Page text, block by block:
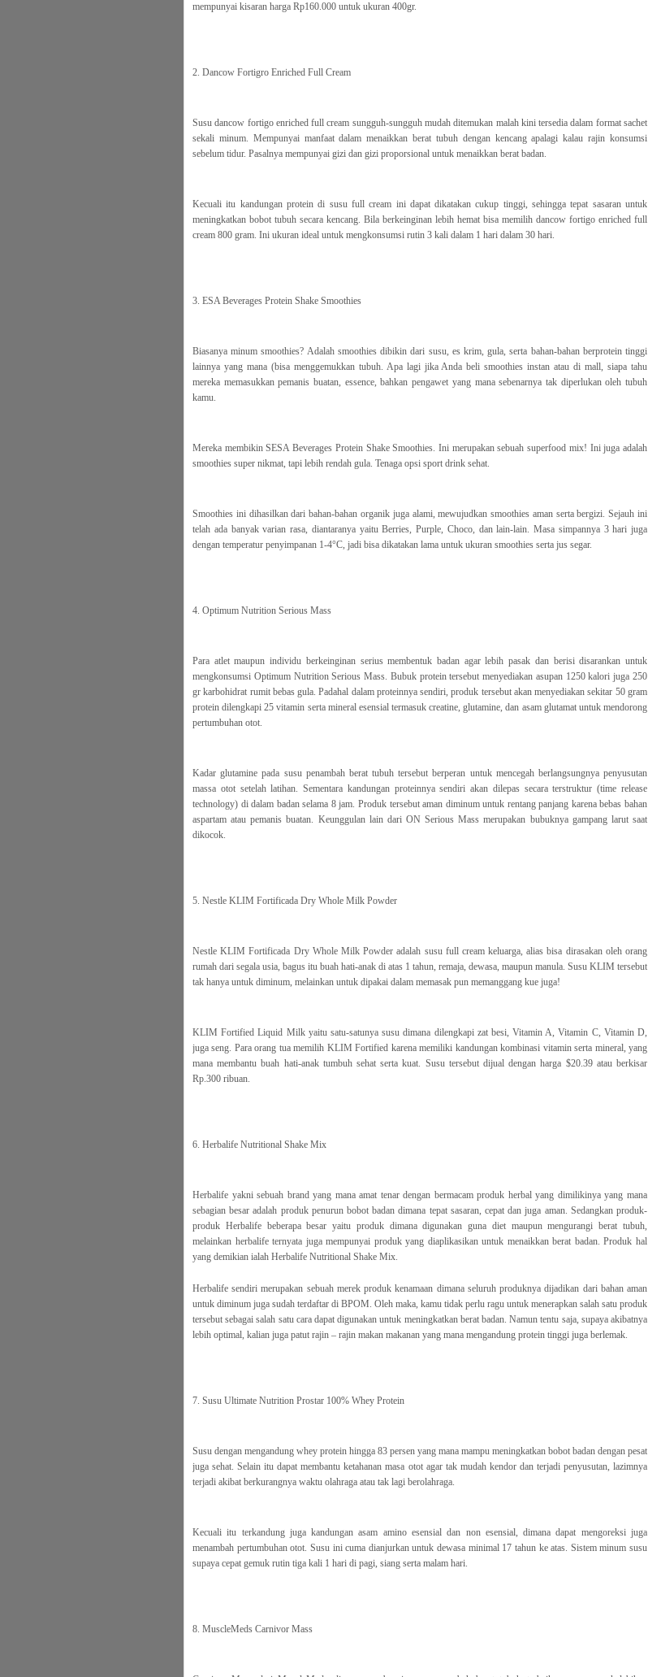
mempunyai kisaran harga Rp160.000 untuk ukuran 400gr.
2. Dancow Fortigro Enriched Full Cream
Susu dancow fortigo enriched full cream sungguh-sungguh mudah ditemukan malah kini tersedia dalam format sachet
sekali minum. Mempunyai manfaat dalam menaikkan berat tubuh dengan kencang apalagi kalau rajin konsumsi
sebelum tidur. Pasalnya mempunyai gizi dan gizi proporsional untuk menaikkan berat badan.
Kecuali itu kandungan protein di susu full cream ini dapat dikatakan cukup tinggi, sehingga tepat sasaran untuk
meningkatkan bobot tubuh secara kencang. Bila berkeinginan lebih hemat bisa memilih dancow fortigo enriched full
cream 800 gram. Ini ukuran ideal untuk mengkonsumsi rutin 3 kali dalam 1 hari dalam 30 hari.
3. ESA Beverages Protein Shake Smoothies
Biasanya minum smoothies? Adalah smoothies dibikin dari susu, es krim, gula, serta bahan-bahan berprotein tinggi
lainnya yang mana (bisa menggemukkan tubuh. Apa lagi jika Anda beli smoothies instan atau di mall, siapa tahu
mereka memasukkan pemanis buatan, essence, bahkan pengawet yang mana sebenarnya tak diperlukan oleh tubuh
kamu.
Mereka membikin SESA Beverages Protein Shake Smoothies. Ini merupakan sebuah superfood mix! Ini juga adalah
smoothies super nikmat, tapi lebih rendah gula. Tenaga opsi sport drink sehat.
Smoothies ini dihasilkan dari bahan-bahan organik juga alami, mewujudkan smoothies aman serta bergizi. Sejauh ini
telah ada banyak varian rasa, diantaranya yaitu Berries, Purple, Choco, dan lain-lain. Masa simpannya 3 hari juga
dengan temperatur penyimpanan 1-4°C, jadi bisa dikatakan lama untuk ukuran smoothies serta jus segar.
4. Optimum Nutrition Serious Mass
Para atlet maupun individu berkeinginan serius membentuk badan agar lebih pasak dan berisi disarankan untuk
mengkonsumsi Optimum Nutrition Serious Mass. Bubuk protein tersebut menyediakan asupan 1250 kalori juga 250
gr karbohidrat rumit bebas gula. Padahal dalam proteinnya sendiri, produk tersebut akan menyediakan sekitar 50 gram
protein dilengkapi 25 vitamin serta mineral esensial termasuk creatine, glutamine, dan asam glutamat untuk mendorong
pertumbuhan otot.
Kadar glutamine pada susu penambah berat tubuh tersebut berperan untuk mencegah berlangsungnya penyusutan
massa otot setelah latihan. Sementara kandungan proteinnya sendiri akan dilepas secara terstruktur (time release
technology) di dalam badan selama 8 jam. Produk tersebut aman diminum untuk rentang panjang karena bebas bahan
aspartam atau pemanis buatan. Keunggulan lain dari ON Serious Mass merupakan bubuknya gampang larut saat
dikocok.
5. Nestle KLIM Fortificada Dry Whole Milk Powder
Nestle KLIM Fortificada Dry Whole Milk Powder adalah susu full cream keluarga, alias bisa dirasakan oleh orang
rumah dari segala usia, bagus itu buah hati-anak di atas 1 tahun, remaja, dewasa, maupun manula. Susu KLIM tersebut
tak hanya untuk diminum, melainkan untuk dipakai dalam memasak pun memanggang kue juga!
KLIM Fortified Liquid Milk yaitu satu-satunya susu dimana dilengkapi zat besi, Vitamin A, Vitamin C, Vitamin D,
juga seng. Para orang tua memilih KLIM Fortified karena memiliki kandungan kombinasi vitamin serta mineral, yang
mana membantu buah hati-anak tumbuh sehat serta kuat. Susu tersebut dijual dengan harga $20.39 atau berkisar
Rp.300 ribuan.
6. Herbalife Nutritional Shake Mix
Herbalife yakni sebuah brand yang mana amat tenar dengan bermacam produk herbal yang dimilikinya yang mana
sebagian besar adalah produk penurun bobot badan dimana tepat sasaran, cepat dan juga aman. Sedangkan produk-
produk Herbalife beberapa besar yaitu produk dimana digunakan guna diet maupun mengurangi berat tubuh,
melainkan herbalife ternyata juga mempunyai produk yang diaplikasikan untuk menaikkan berat badan. Produk hal
yang demikian ialah Herbalife Nutritional Shake Mix.
Herbalife sendiri merupakan sebuah merek produk kenamaan dimana seluruh produknya dijadikan dari bahan aman
untuk diminum juga sudah terdaftar di BPOM. Oleh maka, kamu tidak perlu ragu untuk menerapkan salah satu produk
tersebut sebagai salah satu cara dapat digunakan untuk meningkatkan berat badan. Namun tentu saja, supaya akibatnya
lebih optimal, kalian juga patut rajin – rajin makan makanan yang mana mengandung protein tinggi juga berlemak.
7. Susu Ultimate Nutrition Prostar 100% Whey Protein
Susu dengan mengandung whey protein hingga 83 persen yang mana mampu meningkatkan bobot badan dengan pesat
juga sehat. Selain itu dapat membantu ketahanan masa otot agar tak mudah kendor dan terjadi penyusutan, lazimnya
terjadi akibat berkurangnya waktu olahraga atau tak lagi berolahraga.
Kecuali itu terkandung juga kandungan asam amino esensial dan non esensial, dimana dapat mengoreksi juga
menambah pertumbuhan otot. Susu ini cuma dianjurkan untuk dewasa minimal 17 tahun ke atas. Sistem minum susu
supaya cepat gemuk rutin tiga kali 1 hari di pagi, siang serta malam hari.
8. MuscleMeds Carnivor Mass